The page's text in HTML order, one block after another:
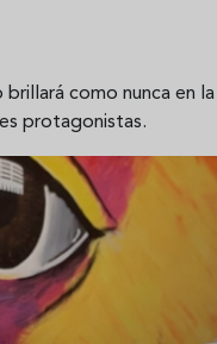
brillará como nunca en
protagonistas.
estrella
que